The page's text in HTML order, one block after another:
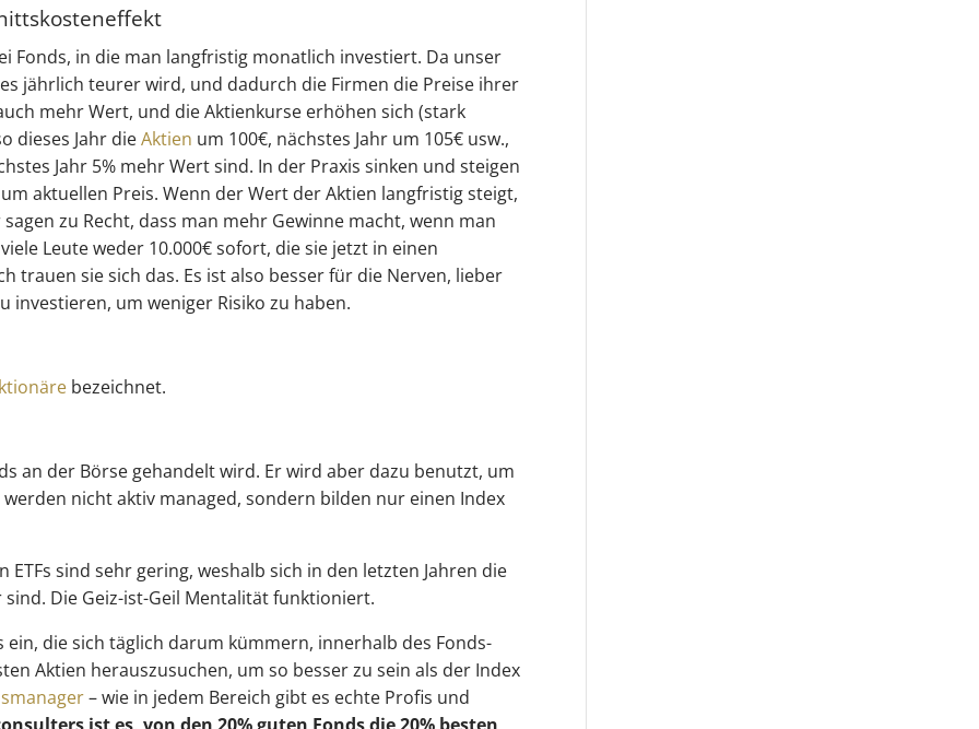
Fonds, in die man langfristig monatlich investiert. Da unser
jährlich teurer wird, und dadurch die Firmen die Preise ihrer
mehr Wert, und die Aktienkurse erhöhen sich (stark
dieses Jahr dieAktien um 100€, nächstes Jahr um 105€ usw.,
Jahr 5% mehr Wert sind. In der Praxis sinken und steigen
aktuellen Preis. Wenn der Wert der Aktien langfristig steigt,
zu Recht, dass man mehr Gewinne macht, wenn man
Leute weder 10.000€ sofort, die sie jetzt in einen
trauen sie sich das. Es ist also besser für die Nerven, lieber
investieren, um weniger Risiko zu haben.
bezeichnet.
an der Börse gehandelt wird. Er wird aber dazu benutzt, um
nicht aktiv managed, sondern bilden nur einen Index
sind sehr gering, weshalb sich in den letzten Jahren die
Die Geiz-ist-Geil Mentalität funktioniert.
die sich täglich darum kümmern, innerhalb des Fonds-
Aktien herauszusuchen, um so besser zu sein als der Index
– wie in jedem Bereich gibt es echte Profis und